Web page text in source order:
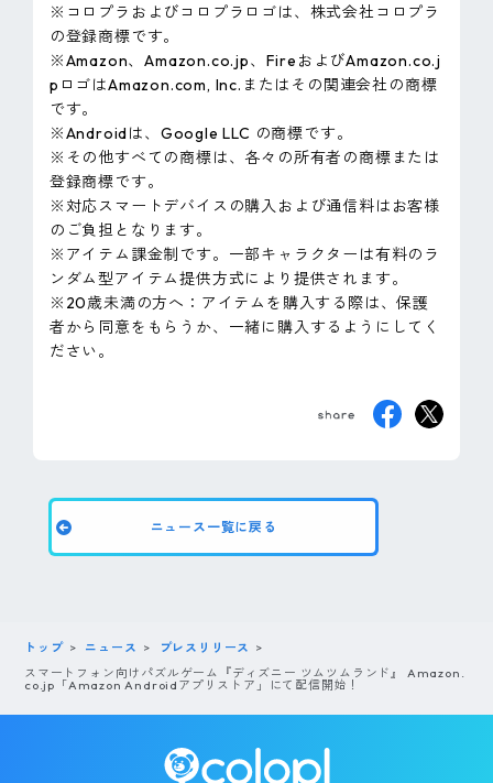
※コロプラおよびコロプラロゴは、株式会社コロプラ
の登録商標です。
※Amazon、Amazon.co.jp、FireおよびAmazon.co.j
pロゴはAmazon.com, Inc.またはその関連会社の商標
です。
※Androidは、Google LLC の商標です。
※その他すべての商標は、各々の所有者の商標または
登録商標です。
※対応スマートデバイスの購入および通信料はお客様
のご負担となります。
※アイテム課金制です。一部キャラクターは有料のラ
ンダム型アイテム提供方式により提供されます。
※20歳未満の方へ：アイテムを購入する際は、保護
者から同意をもらうか、一緒に購入するようにしてく
ださい。
ニュース一覧に戻る
トップ ニュース
プレスリリース
スマートフォン向けパズルゲーム『ディズニー ツムツムランド』 Amazon.
co.jp「Amazon Androidアプリストア」にて配信開始！